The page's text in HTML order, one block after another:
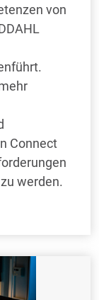
von
Connect
werden.